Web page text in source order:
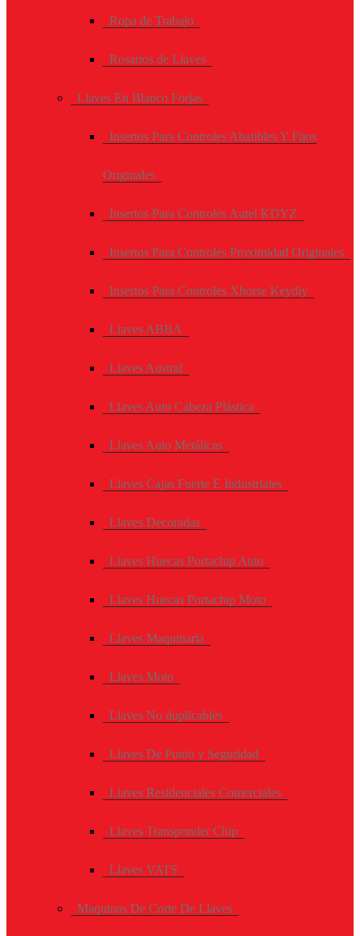
Ropa de Trabajo
Rosarios de Llaves
Llaves En Blanco Forjas
Insertos Para Controles Abatibles Y Fijos
Originales
Insertos Para Controles Autel KDYZ
Insertos Para Controles Proximidad Originales
Insertos Para Controles Xhorse Keydiy
Llaves ABBA
Llaves Austral
Llaves Auto Cabeza Plástica
Llaves Auto Metálicas
Llaves Cajas Fuerte E Industriales
Llaves Decoradas
Llaves Huecas Portachip Auto
Llaves Huecas Portachip Moto
Llaves Maquinaria
Llaves Moto
Llaves No duplicables
Llaves De Punto y Seguridad
Llaves Residenciales Comerciales
Llaves Transponder Chip
Llaves VATS
Maquinas De Corte De Llaves